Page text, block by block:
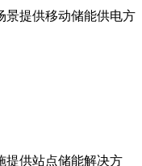
景提供移动储能供电方
提供站点储能解决方